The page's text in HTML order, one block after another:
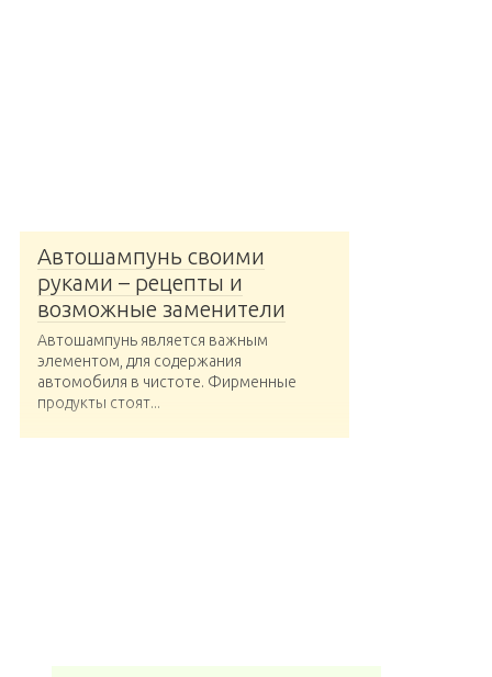
Автошампунь своими
руками – рецепты и
возможные заменители
Автошампунь является важным
элементом, для содержания
автомобиля в чистоте. Фирменные
продукты стоят...